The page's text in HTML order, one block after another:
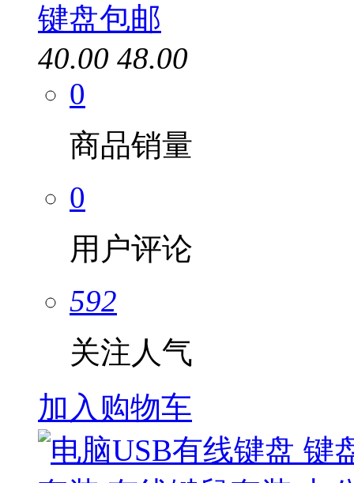
键盘包邮
40.00 48.00
0
商品销量
0
用户评论
592
关注人气
加入购物车